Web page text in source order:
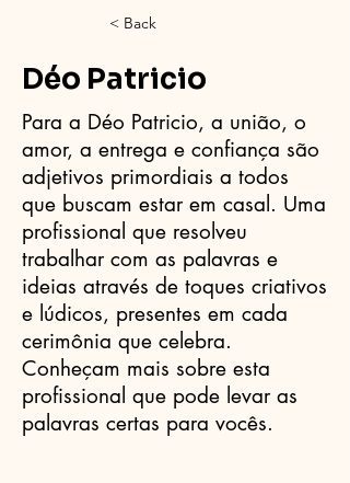
< Back
Déo Patricio
Para a Déo Patricio, a união, o
amor, a entrega e confiança são
adjetivos primordiais a todos
que buscam estar em casal. Uma
profissional que resolveu
trabalhar com as palavras e
ideias através de toques criativos
e lúdicos, presentes em cada
cerimônia que celebra.
Conheçam mais sobre esta
profissional que pode levar as
palavras certas para vocês.